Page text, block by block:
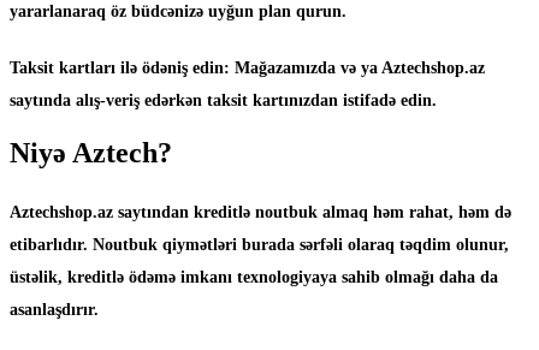
yararlanaraq öz büdcənizə uyğun plan qurun.
Taksit kartları ilə ödəniş edin: Mağazamızda və ya Aztechshop.az
saytında alış-veriş edərkən taksit kartınızdan istifadə edin.
Niyə Aztech?
Aztechshop.az saytından kreditlə noutbuk almaq həm rahat, həm də
etibarlıdır. Noutbuk qiymətləri burada sərfəli olaraq təqdim olunur,
üstəlik, kreditlə ödəmə imkanı texnologiyaya sahib olmağı daha da
asanlaşdırır.